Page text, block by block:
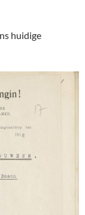
huidige